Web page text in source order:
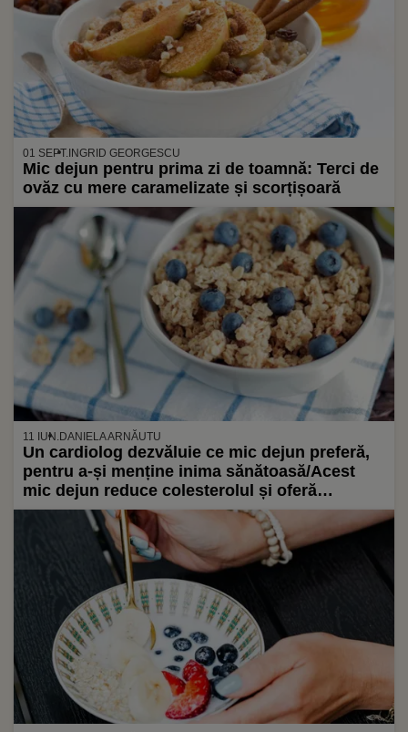
01 SEPT. INGRID GEORGESCU
Mic dejun pentru prima zi de toamnă: Terci de
ovăz cu mere caramelizate și scorțișoară
11 IUN.DANIELA ARNĂUTU
Un cardiolog dezvăluie ce mic dejun preferă,
pentru a-și menține inima sănătoasă/Acest
mic dejun reduce colesterolul și oferă
organismului carbohidrați, proteine, grăsimi,
fibre, vitamine, minerale și compuși vegetali